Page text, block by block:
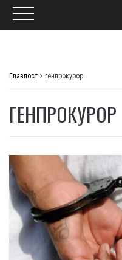
Главпост > генпрокурор
ГЕНПРОКУРОР